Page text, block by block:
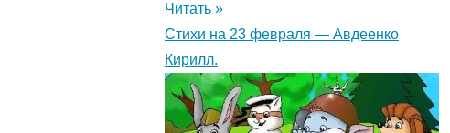
Читать »
Стихи на 23 февраля — Авдеенко
Кирилл.